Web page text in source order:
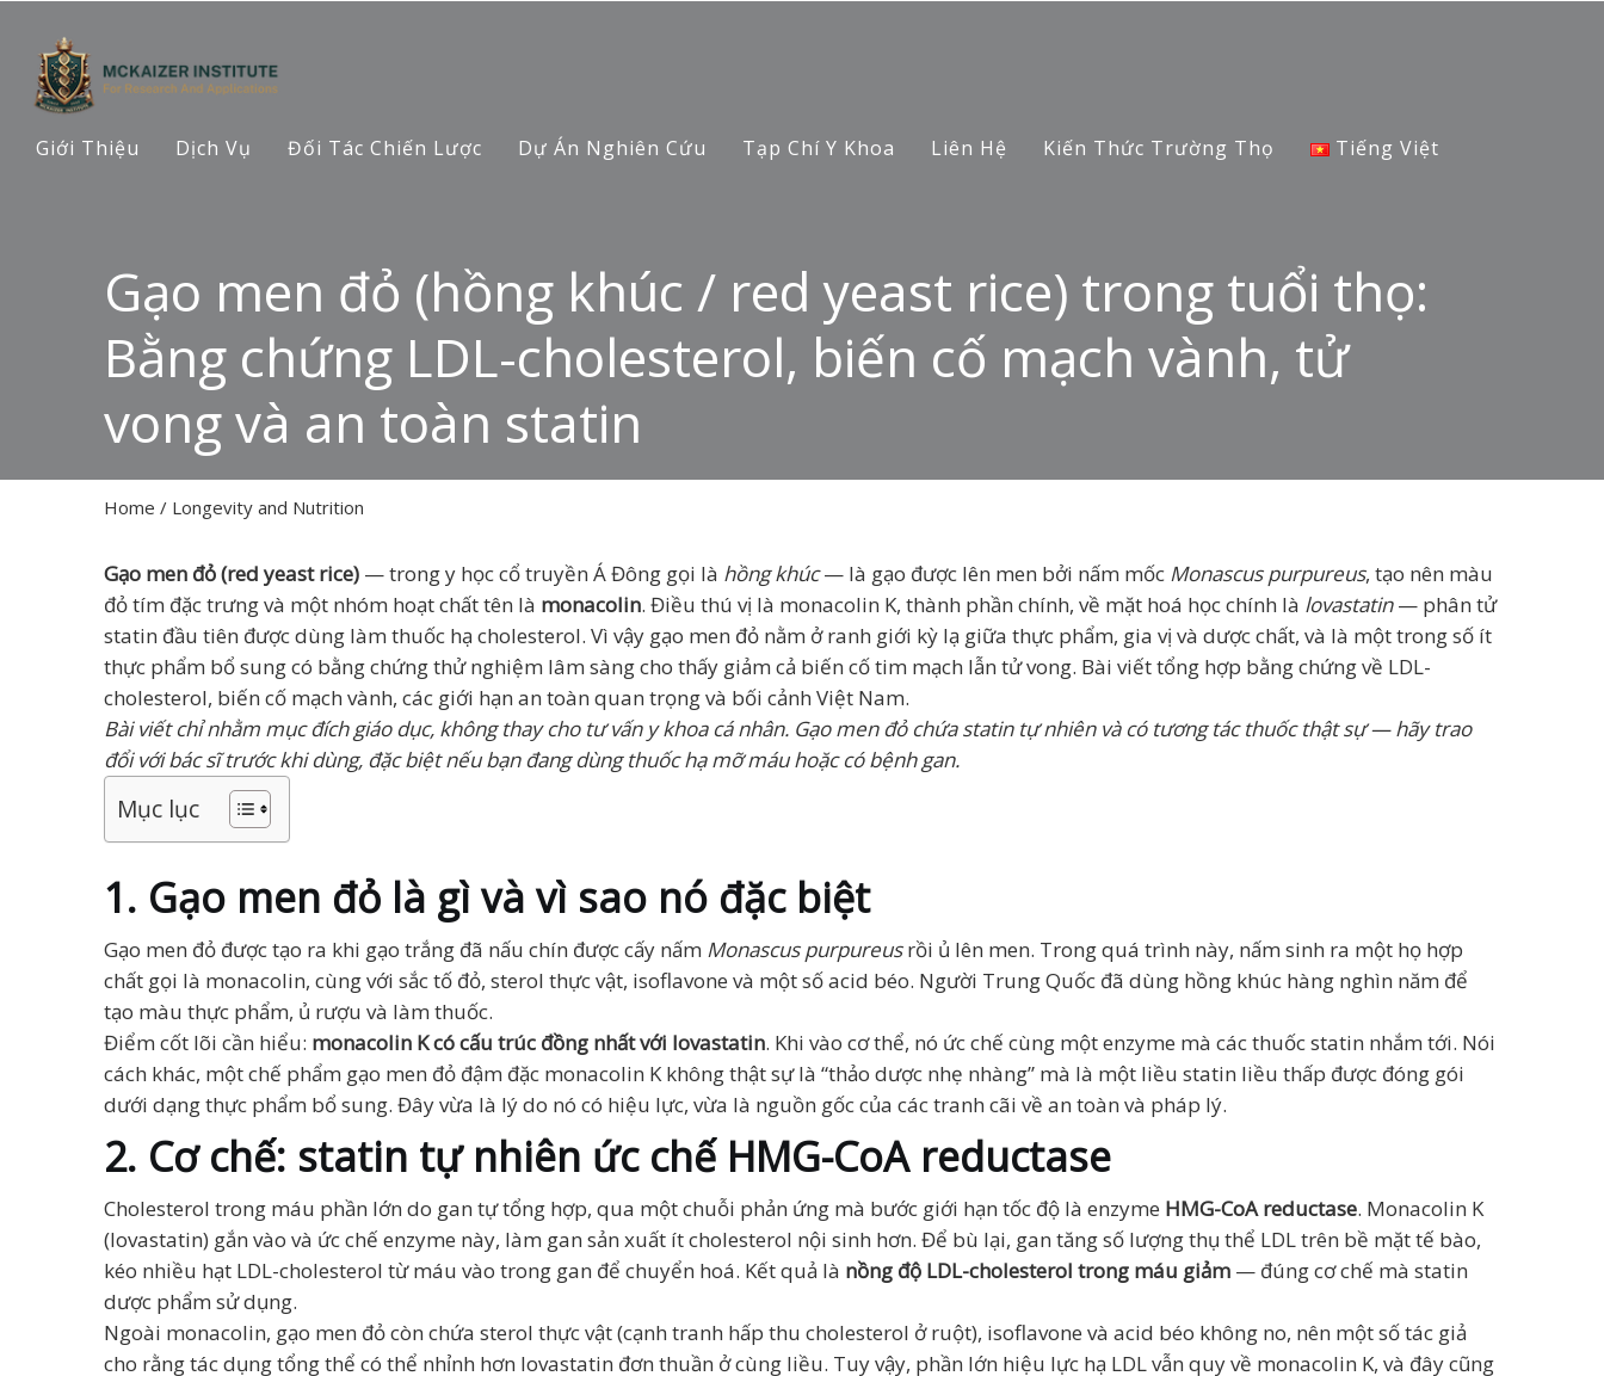
Giới Thiệu Dịch Vụ Đối Tác Chiến Lược Dự Án Nghiên Cứu Tạp Chí Y Khoa Liên Hệ Kiến Thức Trường Thọ Tiếng Việt
Gạo men đỏ (hồng khúc / red yeast rice) trong tuổi thọ:
Bằng chứng LDL-cholesterol, biến cố mạch vành, tử
vong và an toàn statin
Home / Longevity and Nutrition
Gạo men đỏ (red yeast rice) — trong y học cổ truyền Á Đông gọi là hồng khúc— là gạo được lên men bởi nấm mốc Monascus purpureus, tạo nên màu
đỏ tím đặc trưng và một nhóm hoạt chất tên là monacolin. Điều thú vị là monacolin K, thành phần chính, về mặt hoá học chính là lovastatin— phân tử
statin đầu tiên được dùng làm thuốc hạ cholesterol. Vì vậy gạo men đỏ nằm ở ranh giới kỳ lạ giữa thực phẩm, gia vị và dược chất, và là một trong số ít
thực phẩm bổ sung có bằng chứng thử nghiệm lâm sàng cho thấy giảm cả biến cố tim mạch lẫn tử vong. Bài viết tổng hợp bằng chứng về LDL-
cholesterol, biến cố mạch vành, các giới hạn an toàn quan trọng và bối cảnh Việt Nam.
Bài viết chỉ nhằm mục đích giáo dục, không thay cho tư vấn y khoa cá nhân. Gạo men đỏ chứa statin tự nhiên và có tương tác thuốc thật sự — hãy trao
đổi với bác sĩ trước khi dùng, đặc biệt nếu bạn đang dùng thuốc hạ mỡ máu hoặc có bệnh gan.
Mục lục
1. Gạo men đỏ là gì và vì sao nó đặc biệt
Gạo men đỏ được tạo ra khi gạo trắng đã nấu chín được cấy nấm Monascus purpureusrồi ủ lên men. Trong quá trình này, nấm sinh ra một họ hợp
chất gọi là monacolin, cùng với sắc tố đỏ, sterol thực vật, isoflavone và một số acid béo. Người Trung Quốc đã dùng hồng khúc hàng nghìn năm để
tạo màu thực phẩm, ủ rượu và làm thuốc.
Điểm cốt lõi cần hiểu: monacolin K có cấu trúc đồng nhất với lovastatin. Khi vào cơ thể, nó ức chế cùng một enzyme mà các thuốc statin nhắm tới. Nói
cách khác, một chế phẩm gạo men đỏ đậm đặc monacolin K không thật sự là “thảo dược nhẹ nhàng” mà là một liều statin liều thấp được đóng gói
dưới dạng thực phẩm bổ sung. Đây vừa là lý do nó có hiệu lực, vừa là nguồn gốc của các tranh cãi về an toàn và pháp lý.
2. Cơ chế: statin tự nhiên ức chế HMG-CoA reductase
Cholesterol trong máu phần lớn do gan tự tổng hợp, qua một chuỗi phản ứng mà bước giới hạn tốc độ là enzyme HMG-CoA reductase. Monacolin K
(lovastatin) gắn vào và ức chế enzyme này, làm gan sản xuất ít cholesterol nội sinh hơn. Để bù lại, gan tăng số lượng thụ thể LDL trên bề mặt tế bào,
kéo nhiều hạt LDL-cholesterol từ máu vào trong gan để chuyển hoá. Kết quả là nồng độ LDL-cholesterol trong máu giảm — đúng cơ chế mà statin
dược phẩm sử dụng.
Ngoài monacolin, gạo men đỏ còn chứa sterol thực vật (cạnh tranh hấp thu cholesterol ở ruột), isoflavone và acid béo không no, nên một số tác giả
cho rằng tác dụng tổng thể có thể nhỉnh hơn lovastatin đơn thuần ở cùng liều. Tuy vậy, phần lớn hiệu lực hạ LDL vẫn quy về monacolin K, và đây cũng